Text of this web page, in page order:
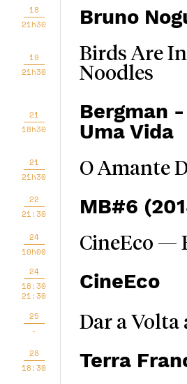
18
21h30
Bruno
19
21h30
Birds Are
Noodles
21
18h30
Bergman
Uma Vida
21
21h30
O Amante
22
21:30
MB#6
24
10h00
CineEco —
24
18:30
21:30
CineEco
25
-
Dar a Volta
28
18:30
Terra